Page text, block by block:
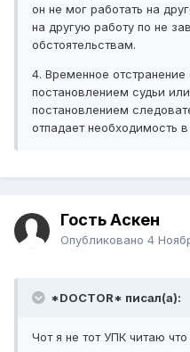
он не мог работать на
на другую работу по не
обстоятельствам.
4. Временное
постановлением судьи
постановлением
отпадает необходимость
Гость Аскен
Опубликовано 4
*DOCTOR* писал(а):
Чот я не тот УПК читаю что